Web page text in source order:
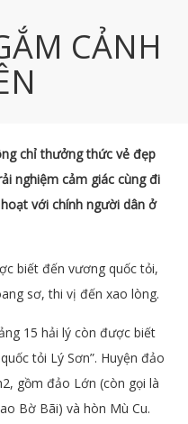
CẢNH
chỉ thưởng thức vẻ đẹp
nghiệm cảm giác cùng đi
với chính người dân ở
biết đến vương quốc tỏi,
sơ, thi vị đến xao lòng.
15 hải lý còn được biết
tỏi Lý Sơn”. Huyện đảo
gồm đảo Lớn (còn gọi là
Bờ Bãi) và hòn Mù Cu.